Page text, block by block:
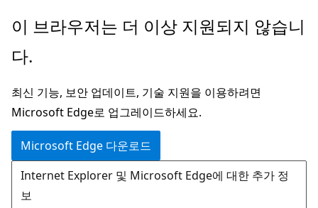
주
콘
츠
로
건
너
뛰
기
이 브라우저는 더 이상 지원되지 않습니
다.
최신 기능, 보안 업데이트, 기술 지원을 이용하려면
Microsoft Edge로 업그레이드하세요.
Microsoft Edge 다운로드
Internet Explorer 및 Microsoft Edge에 대한 추가 정
보